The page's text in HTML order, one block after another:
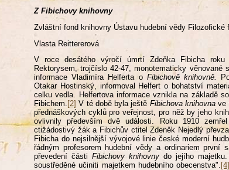
Z Fibichovy knihovny
Zvláštní fond knihovny Ústavu hudební vědy
Vlasta Reittererová
V roce desátého výročí úmrtí Zdeňka Fibicha roku
Rektorysem, trojčíslo 42-47, monotematicky věnované
informace Vladimíra Helferta o Fibichově knihovně.
Otakar Hostinský, informoval Helfert o bohatství
celku vedla. Helfertova informace vznikla na základě
Fibichem. [2] V té době byla ještě Fibichova knihovna ve
přednáškových cyklů pro veřejnost, pro něž by jeho
ovlivnily především dvě události. Roku 1910
ctižádostivý žák a Fibichův ctitel Zdeněk Nejedlý
Fibicha do nejsilnější vývojové linie české moderní
řádným profesorem hudební vědy a ordinariem
převedení části Fibichovy knihovny do jejího
soustředěné učiniti majetkem hudebního obecenstva". [4]